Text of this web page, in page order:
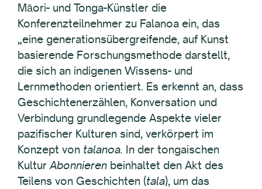
Māori- und Tonga-Künstler die
Konferenzteilnehmer zu Falanoa ein, das
„eine generationsübergreifende, auf Kunst
basierende Forschungsmethode darstellt,
die sich an indigenen Wissens- und
Lernmethoden orientiert. Es erkennt an, dass
Geschichtenerzählen, Konversation und
Verbindung grundlegende Aspekte vieler
pazifischer Kulturen sind, verkörpert im
Konzept von talanoa. In der tongaischen
KulturAbonnieren beinhaltet den Akt des
Teilens von Geschichten (tala), um das